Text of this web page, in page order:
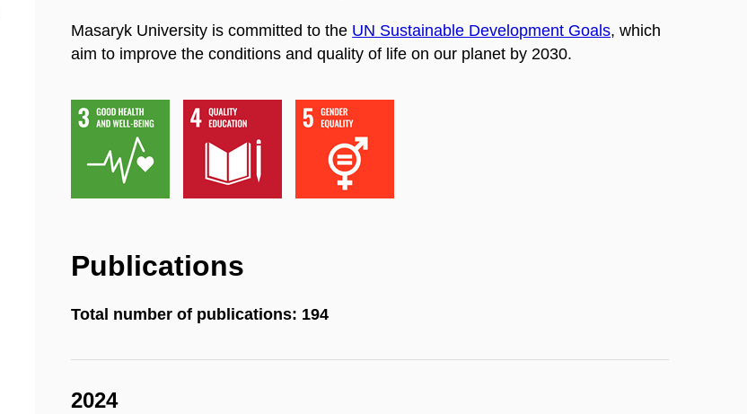
Masaryk University is committed to the UN Sustainable Development Goals, which
aim to improve the conditions and quality of life on our planet by 2030.
Publications
Total number of publications: 194
2024